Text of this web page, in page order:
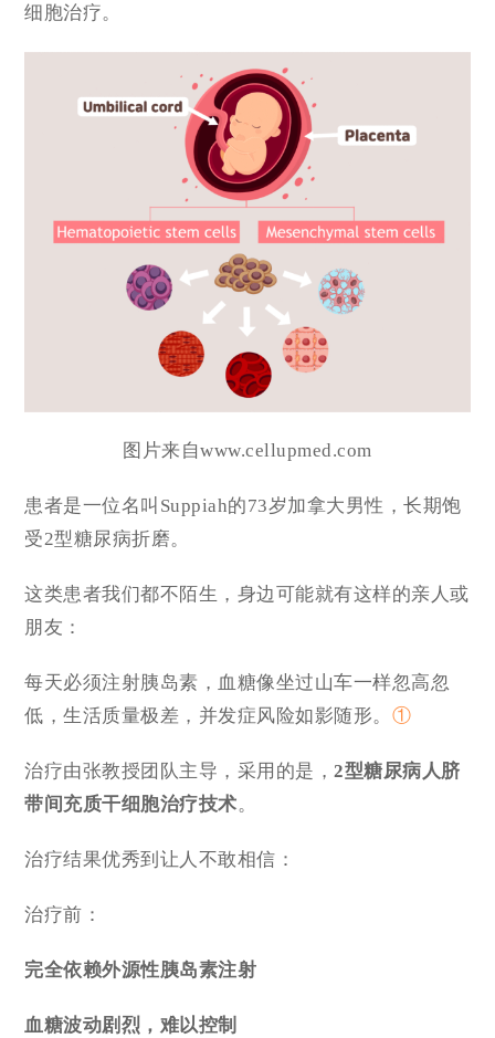
细胞治疗。
图片来自www.cellupmed.com
患者是一位名叫Suppiah的73岁加拿大男性，长期饱
受2型糖尿病折磨。
这类患者我们都不陌生，身边可能就有这样的亲人或
朋友：
每天必须注射胰岛素，血糖像坐过山车一样忽高忽
低，生活质量极差，并发症风险如影随形。 ①
治疗由张教授团队主导，采用的是，2型糖尿病人脐
带间充质干细胞治疗技术。
治疗结果优秀到让人不敢相信：
治疗前：
完全依赖外源性胰岛素注射
血糖波动剧烈，难以控制